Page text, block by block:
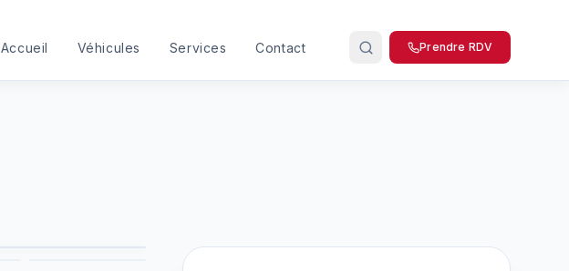
Accueil Véhicules Services Contact Prendre RDV